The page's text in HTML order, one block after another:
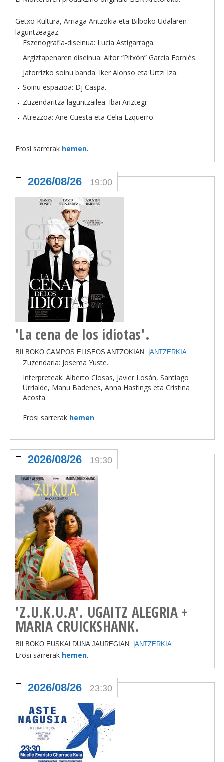
Getxo Kultura, Arriaga Antzokia eta Bilboko Udalaren
laguntzeagaz.
Eszenografia-diseinua: Lucía Astigarraga.
Argiztapenaren diseinua: Aitor “Pitxón” García Forniés.
Jatorrizko soinu banda: Iker Alonso eta Urtzi Iza.
Soinu espazioa: Dj Caspa.
Zuzendaritza laguntzailea: Ibai Ariztegi.
Atrezzoa: Ane Cuesta eta Celia Ezquerro.
Erosi sarrerak hemen.
'La cena de los idiotas'.
2026/08/26 19:00
BILBOKO CAMPOS ELISEOS ANTZOKIAN. | ANTZERKIA
Zuzendaria: Josema Yuste.
Interpreteak: Alberto Closas, Javier Losán, Santiago
Urrialde, Manu Badenes, Anna Hastings eta Cristina
Acosta.
Erosi sarrerak hemen.
'Z.U.K.U.A'. UGAITZ ALEGRIA +
MARIA CRUICKSHANK.
2026/08/26 19:30
BILBOKO EUSKALDUNA JAUREGIAN. | ANTZERKIA
Erosi sarrerak hemen.
2026/08/26 23:30